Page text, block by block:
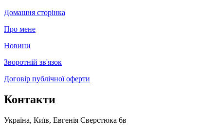
Домашня сторінка
Про мене
Новини
Зворотній зв'язок
Договір публічної оферти
Контакти
Україна, Київ, Евгенія Сверстюка 6в